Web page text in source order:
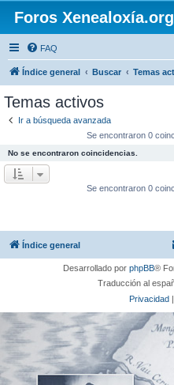
Foros
FAQ
Índice general Buscar Temas
Temas activos
Ir a búsqueda avanzada
Se encontraron 0
No se encontraron coincidencias.
Se encontraron 0
Índice general
Desarrollado por phpBB®
Traducción al
Privacidad |